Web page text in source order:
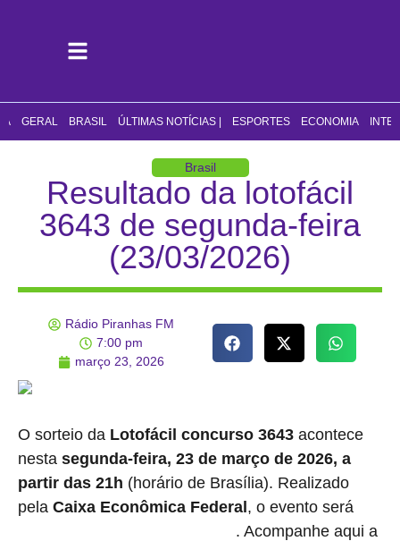
GERAL BRASIL ÚLTIMAS NOTÍCIAS | ESPORTES ECONOMIA
Brasil
Resultado da lotofácil
3643 de segunda-feira
(23/03/2026)
Rádio Piranhas FM
7:00 pm
março 23, 2026
O sorteio da Lotofácil concurso 3643 acontece
nesta segunda-feira, 23 de março de 2026, a
partir das 21h (horário de Brasília). Realizado
pela Caixa Econômica Federal , o evento será
. Acompanhe aqui a